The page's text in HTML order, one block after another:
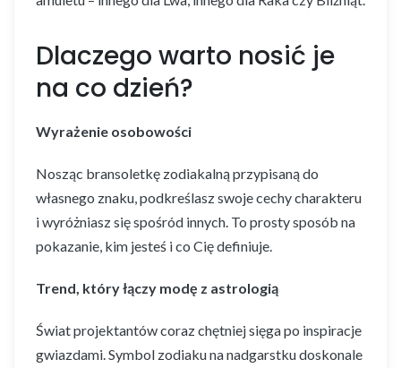
Dlaczego warto nosić je
na co dzień?
Wyrażenie osobowości
Nosząc bransoletkę zodiakalną przypisaną do
własnego znaku, podkreślasz swoje cechy charakteru
i wyróżniasz się spośród innych. To prosty sposób na
pokazanie, kim jesteś i co Cię definiuje.
Trend, który łączy modę z astrologią
Świat projektantów coraz chętniej sięga po inspiracje
gwiazdami. Symbol zodiaku na nadgarstku doskonale